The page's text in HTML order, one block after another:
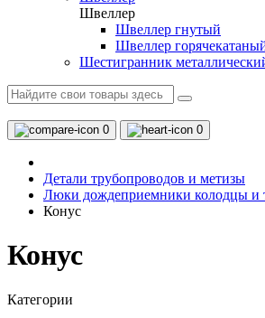
Швеллер
Швеллер гнутый
Швеллер
Шестигранник
0 0
Детали трубопроводов и метизы
Люки дождеприемники колодцы и
Конус
Конус
Категории